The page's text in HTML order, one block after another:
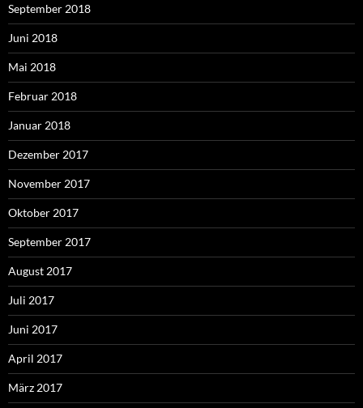
September 2018
Juni 2018
Mai 2018
Februar 2018
Januar 2018
Dezember 2017
November 2017
Oktober 2017
September 2017
August 2017
Juli 2017
Juni 2017
April 2017
März 2017